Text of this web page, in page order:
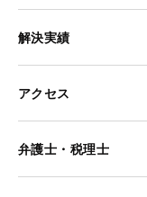
解決実績
アクセス
弁護士・税理士